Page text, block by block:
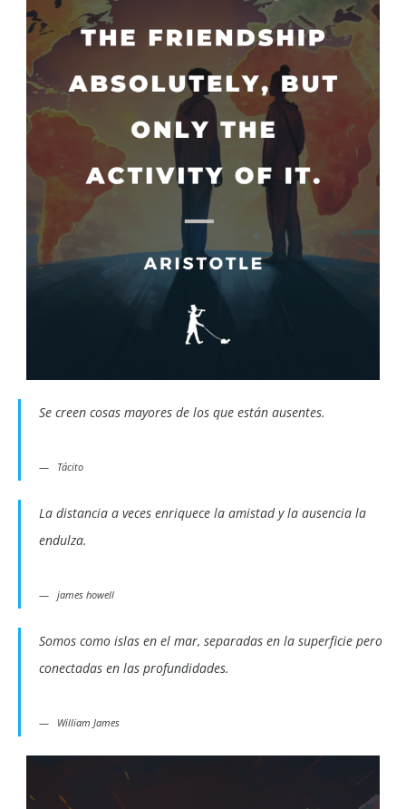
Se creen cosas mayores de los que están ausentes.
Tácito
La distancia a veces enriquece la amistad y la ausencia la
endulza.
james howell
Somos como islas en el mar, separadas en la superficie pero
conectadas en las profundidades.
William James